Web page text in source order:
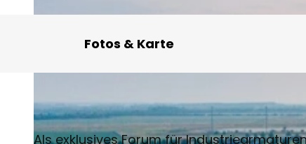
Fotos & Karte
Als exklusives Forum für